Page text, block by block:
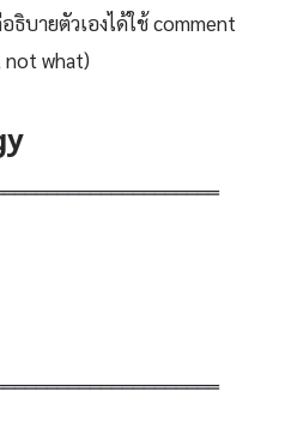
บายตัวเองได้ใช้ comment
not what)